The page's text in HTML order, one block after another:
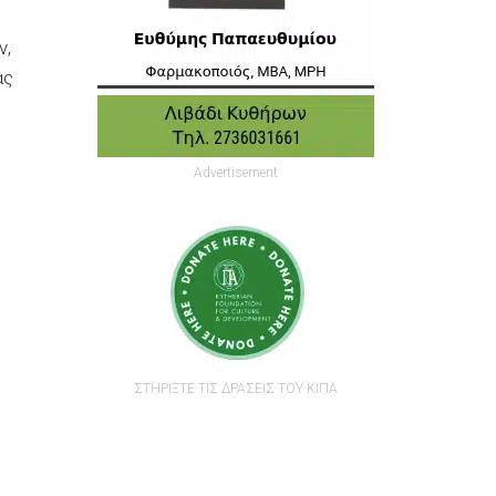
Advertisement
ΣΤΗΡΙΞΤΕ ΤΙΣ ΔΡΑΣΕΙΣ ΤΟΥ ΚΙΠΑ